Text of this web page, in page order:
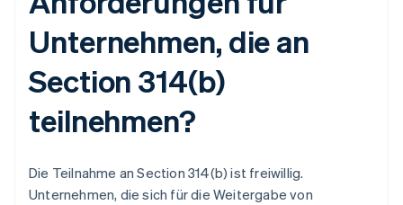
Unternehmen, die an
Section 314(b)
teilnehmen?
Die Teilnahme an Section 314(b) ist freiwillig.
Unternehmen, die sich für die Weitergabe von